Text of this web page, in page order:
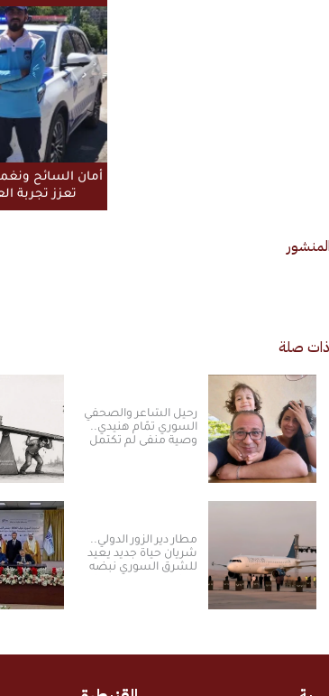
أمان السائح
تعزز تجربة
صلة
رحيل الشاعر والصحفي
السوري تمّام هنيدي..
وصية منفى لم تكتمل
مطار دير الزور الدولي..
شريان حياة جديد يعيد
للشرق السوري نبضه